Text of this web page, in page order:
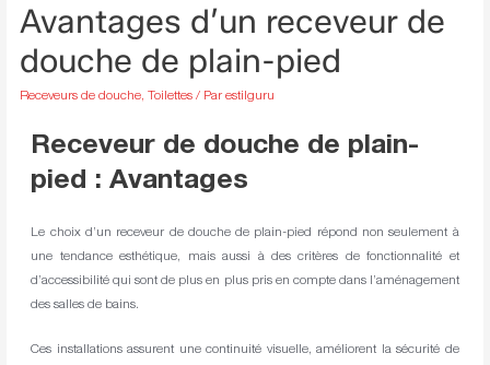
Avantages d’un receveur de
douche de plain-pied
Receveurs de douche, Toilettes / Parestilguru
Receveur de douche de plain-
pied : Avantages
Le choix d’un receveur de douche de plain-pied répond non seulement à
une tendance esthétique, mais aussi à des critères de fonctionnalité et
d’accessibilité qui sont de plus en plus pris en compte dans l’aménagement
des salles de bains.
Ces installations assurent une continuité visuelle, améliorent la sécurité de